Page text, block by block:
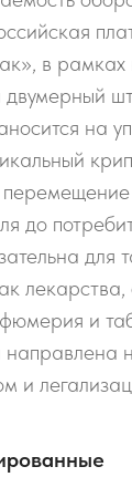
в рамках
двумерный
на
до
для
и
направлена
и